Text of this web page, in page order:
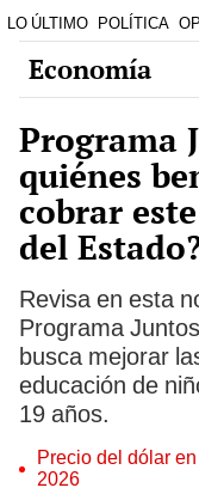
LO ÚLTIMO POLÍTICA
Economía
Programa
quiénes
cobrar
del
Revisa en esta
Programa
busca mejorar
educación de
19 años.
Precio del dólar
2026